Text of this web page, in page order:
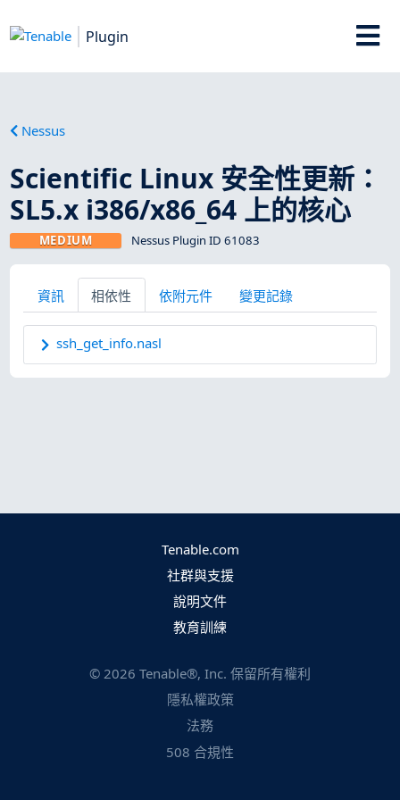
Plugin
Nessus
Scientific Linux 安全性更新：
SL5.x i386/x86_64 上的核心
MEDIUM Nessus Plugin ID 61083
資訊 相依性 依附元件 變更記錄
ssh_get_info.nasl
Tenable.com
社群與支援
說明文件
教育訓練
© 2026 Tenable®, Inc. 保留所有權利
隱私權政策
法務
508 合規性